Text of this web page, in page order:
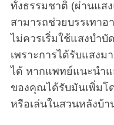
ทั้งธรรมชาติ (ผ่านแส
สามารถช่วยบรรเทาอ
ไม่ควรเริ่มใช้แสงบำ
เพราะการได้รับแสงม
ได้ หากแพทย์แนะนำ
ของคุณได้รับมันเพิ่มโ
หรือเล่นในสวนหลังบ้า